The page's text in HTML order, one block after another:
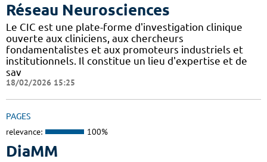
Réseau Neurosciences
Le CIC est une plate-forme d'investigation clinique
ouverte aux cliniciens, aux chercheurs
fondamentalistes et aux promoteurs industriels et
institutionnels. Il constitue un lieu d'expertise et de
sav
18/02/2026 15:25
PAGES
relevance: 100%
DiaMM